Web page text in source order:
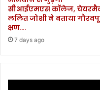
सीआईएमएस कॉलेज,
ललित जोशी ने बताया
क्षण….
7 days ago